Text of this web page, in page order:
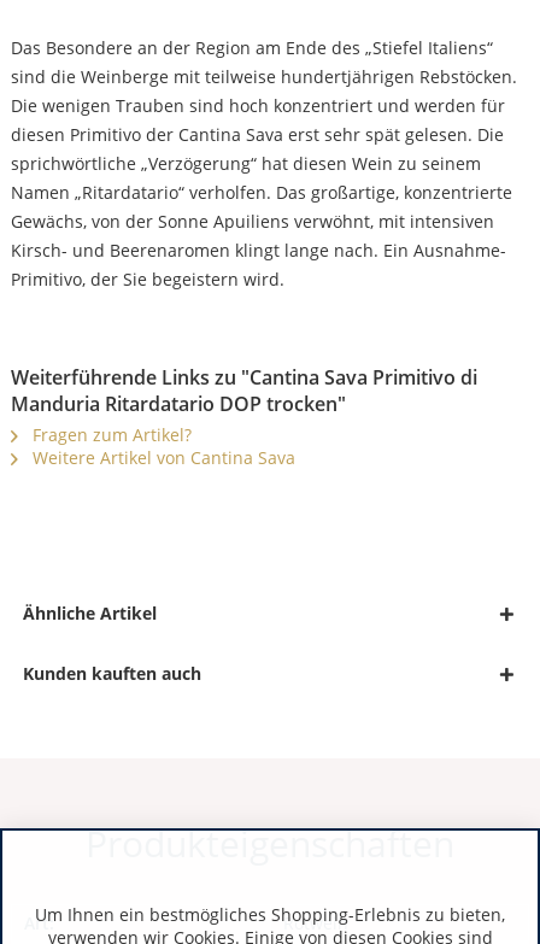
Das Besondere an der Region am Ende des „Stiefel Italiens“
sind die Weinberge mit teilweise hundertjährigen Rebstöcken.
Die wenigen Trauben sind hoch konzentriert und werden für
diesen Primitivo der Cantina Sava erst sehr spät gelesen. Die
sprichwörtliche „Verzögerung“ hat diesen Wein zu seinem
Namen „Ritardatario“ verholfen. Das großartige, konzentrierte
Gewächs, von der Sonne Apuiliens verwöhnt, mit intensiven
Kirsch- und Beerenaromen klingt lange nach. Ein Ausnahme-
Primitivo, der Sie begeistern wird.
Weiterführende Links zu "Cantina Sava Primitivo di
Manduria Ritardatario DOP trocken"
Fragen zum Artikel?
Weitere Artikel von Cantina Sava
Ähnliche Artikel
Kunden kauften auch
Produkteigenschaften
Art: Rotwein
Um Ihnen ein bestmögliches Shopping-Erlebnis zu bieten,
verwenden wir Cookies. Einige von diesen Cookies sind